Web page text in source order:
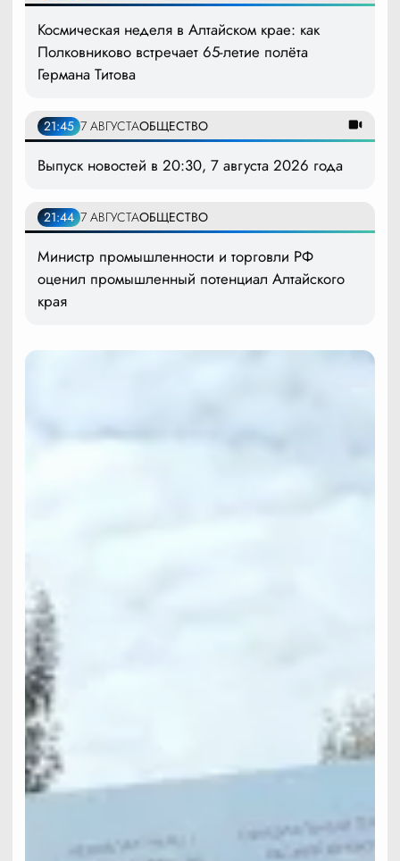
Космическая неделя в Алтайском крае: как
Полковниково встречает 65-летие полёта
Германа Титова
21:45 7 АВГУСТАОБЩЕСТВО
Выпуск новостей в 20:30, 7 августа 2026 года
21:44 7 АВГУСТАОБЩЕСТВО
Министр промышленности и торговли РФ
оценил промышленный потенциал Алтайского
края